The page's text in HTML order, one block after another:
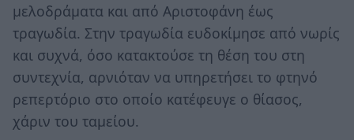
μελοδράματα και από Αριστοφάνη έως
τραγωδία. Στην τραγωδία ευδοκίμησε από νωρίς
και συχνά, όσο κατακτούσε τη θέση του στη
συντεχνία, αρνιόταν να υπηρετήσει το φτηνό
ρεπερτόριο στο οποίο κατέφευγε ο θίασος,
χάριν του ταμείου.